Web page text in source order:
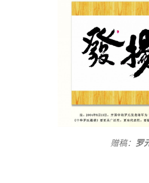
赠稿： 罗